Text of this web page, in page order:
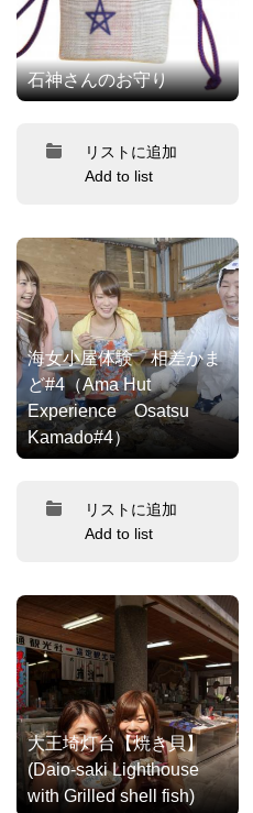
石神さんのお守り
リストに追加
Add to list
海女小屋体験 相差かま
ど#4（Ama Hut
Experience Osatsu
Kamado#4）
リストに追加
Add to list
大王埼灯台【焼き貝】
(Daio-saki Lighthouse
with Grilled shell fish)